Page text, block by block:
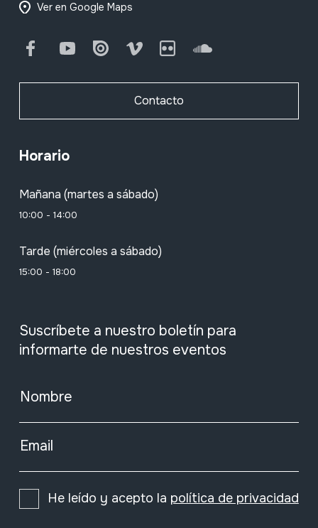
Ver en Google Maps
FacebookYoutube Issuu Vimeo Flickr SoundCloud
Contacto
Horario
Mañana (martes a sábado)
10:00 - 14:00
Tarde (miércoles a sábado)
15:00 - 18:00
Suscríbete a nuestro boletín para
informarte de nuestros eventos
Nombre
Email
He leído y acepto la política de privacidad